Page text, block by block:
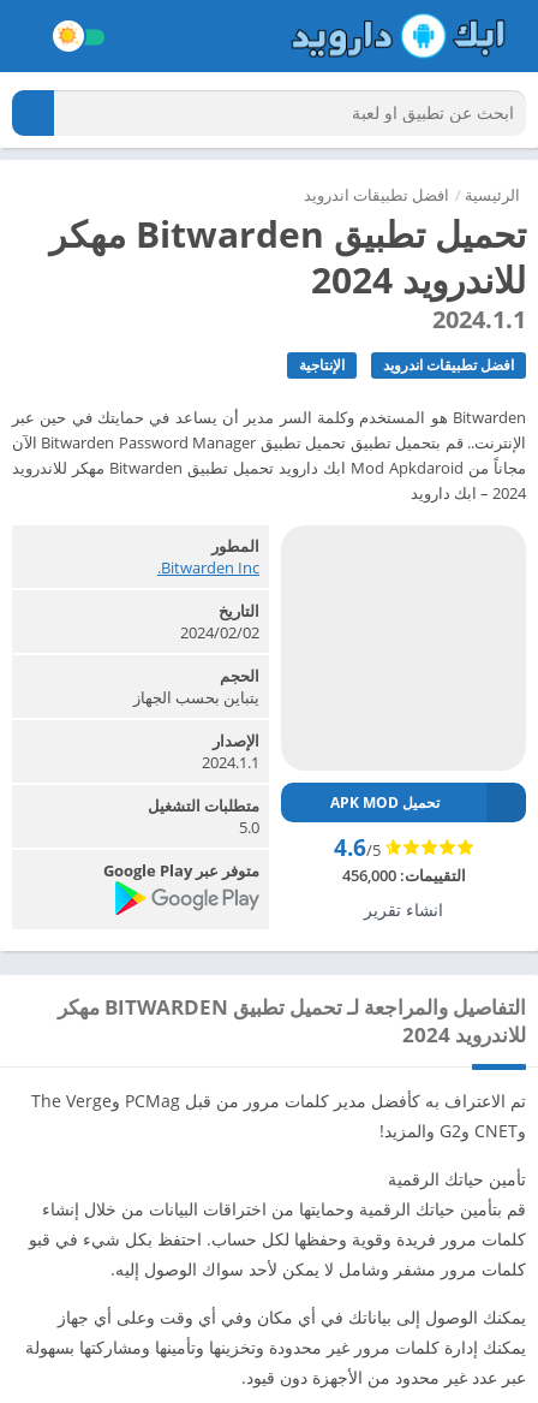
الرئيسية / افضل تطبيقات اندرويد
تحميل تطبيق Bitwarden مهكر
للاندرويد 2024
2024.1.1
افضل تطبيقات اندرويد الإنتاجية
Bitwarden هو المستخدم وكلمة السر مدير أن يساعد في حمايتك في حين عبر
الإنترنت.. قم بتحميل تطبيق تحميل تطبيق Bitwarden Password Manager الآن
مجاناً من Mod Apkdaroid ابك دارويد تحميل تطبيق Bitwarden مهكر للاندرويد
2024 – ابك دارويد
تحميل APK MOD
4.6/5
التقييمات:456,000
انشاء تقرير
المطور
Bitwarden Inc.‏
التاريخ
2024/02/02
الحجم
يتباين بحسب الجهاز
الإصدار
2024.1.1
متطلبات التشغيل
5.0
متوفر عبر Google Play
التفاصيل والمراجعة لـ تحميل تطبيق BITWARDEN مهكر
للاندرويد 2024
تم الاعتراف به كأفضل مدير كلمات مرور من قبل PCMag وThe Verge
وCNET وG2 والمزيد!
تأمين حياتك الرقمية
قم بتأمين حياتك الرقمية وحمايتها من اختراقات البيانات من خلال إنشاء
كلمات مرور فريدة وقوية وحفظها لكل حساب. احتفظ بكل شيء في قبو
كلمات مرور مشفر وشامل لا يمكن لأحد سواك الوصول إليه.
يمكنك الوصول إلى بياناتك في أي مكان وفي أي وقت وعلى أي جهاز
يمكنك إدارة كلمات مرور غير محدودة وتخزينها وتأمينها ومشاركتها بسهولة
عبر عدد غير محدود من الأجهزة دون قيود.